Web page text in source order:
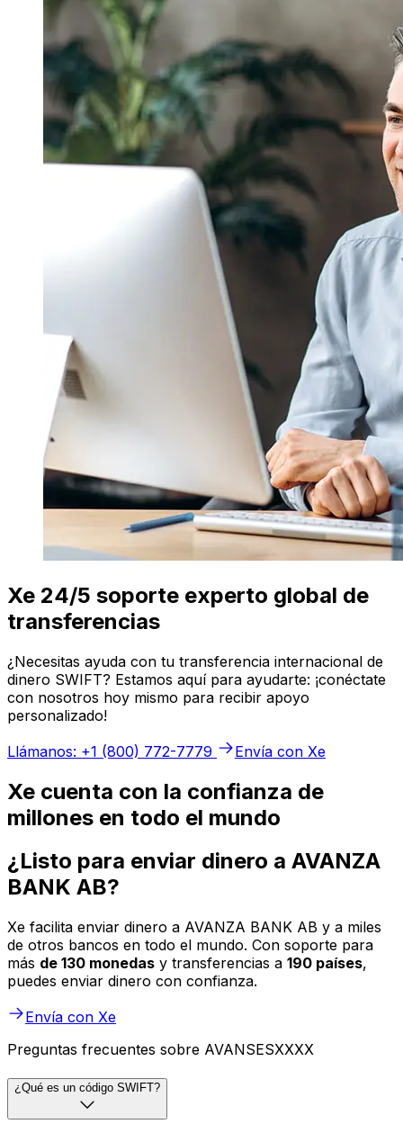
Xe 24/5 soporte experto global de
transferencias
¿Necesitas ayuda con tu transferencia internacional de
dinero SWIFT? Estamos aquí para ayudarte: ¡conéctate
con nosotros hoy mismo para recibir apoyo
personalizado!
Llámanos: +1 (800) 772-7779
Envía con Xe
Xe cuenta con la confianza de
millones en todo el mundo
¿Listo para enviar dinero a AVANZA
BANK AB?
Xe facilita enviar dinero a AVANZA BANK AB y a miles
de otros bancos en todo el mundo. Con soporte para
más de 130 monedas y transferencias a 190 países,
puedes enviar dinero con confianza.
Envía con Xe
Preguntas frecuentes sobre AVANSESXXXX
¿Qué es un código SWIFT?